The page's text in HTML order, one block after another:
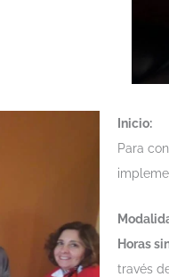
Inicio:
Para
Horas
través